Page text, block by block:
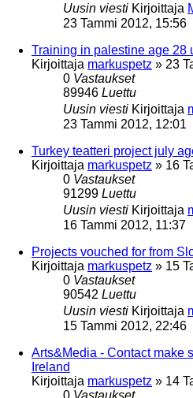
Uusin viesti Kirjoittaja
23 Tammi 2012, 15:56
Training in palestine age 28
Kirjoittaja markuspetz » 23
0 Vastaukset
89946 Luettu
Uusin viesti Kirjoittaja
23 Tammi 2012, 12:01
Turkey teatteri project july
Kirjoittaja markuspetz » 16
0 Vastaukset
91299 Luettu
Uusin viesti Kirjoittaja
16 Tammi 2012, 11:37
Projects vouched for from
Kirjoittaja markuspetz » 15
0 Vastaukset
90542 Luettu
Uusin viesti Kirjoittaja
15 Tammi 2012, 22:46
Arts&Media - Contact make
Ireland
Kirjoittaja markuspetz » 14
0 Vastaukset